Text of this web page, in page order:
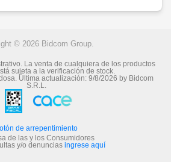
© 2026 Bidcom Group.
La venta de cualquiera de los productos
sujeta a la verificación de stock.
Última actualización: 9/8/2026 by Bidcom
S.R.L.
de arrepentimiento
de las y los Consumidores
y/o denuncias ingrese aquí